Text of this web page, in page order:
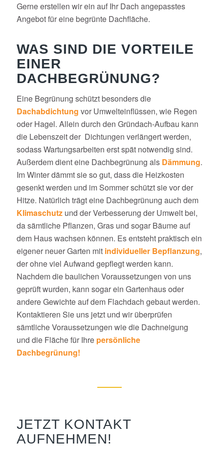
Gerne erstellen wir ein auf Ihr Dach angepasstes
Angebot für eine begrünte Dachfläche.
WAS SIND DIE VORTEILE
EINER
DACHBEGRÜNUNG?
Eine Begrünung schützt besonders die
Dachabdichtung vor Umwelteinflüssen, wie Regen
oder Hagel. Allein durch den Gründach-Aufbau kann
die Lebenszeit der Dichtungen verlängert werden,
sodass Wartungsarbeiten erst spät notwendig sind.
Außerdem dient eine Dachbegrünung als Dämmung.
Im Winter dämmt sie so gut, dass die Heizkosten
gesenkt werden und im Sommer schützt sie vor der
Hitze. Natürlich trägt eine Dachbegrünung auch dem
Klimaschutzund der Verbesserung der Umwelt bei,
da sämtliche Pflanzen, Gras und sogar Bäume auf
dem Haus wachsen können. Es entsteht praktisch ein
eigener neuer Garten mit individueller Bepflanzung,
der ohne viel Aufwand gepflegt werden kann.
Nachdem die baulichen Voraussetzungen von uns
geprüft wurden, kann sogar ein Gartenhaus oder
andere Gewichte auf dem Flachdach gebaut werden.
Kontaktieren Sie uns jetzt und wir überprüfen
sämtliche Voraussetzungen wie die Dachneigung
und die Fläche für Ihrepersönliche
Dachbegrünung!
JETZT KONTAKT
AUFNEHMEN!